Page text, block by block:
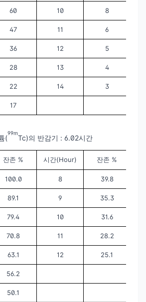
60 10 8
47 11 6
36 12 5
28 13 4
22 14 3
17
(
99m
Tc)의 반감기 : 6.02시간
잔존 % 시간(Hour) 잔존 %
100.0 8 39.8
89.1 9 35.3
79.4 10 31.6
70.8 11 28.2
63.1 12 25.1
56.2
50.1